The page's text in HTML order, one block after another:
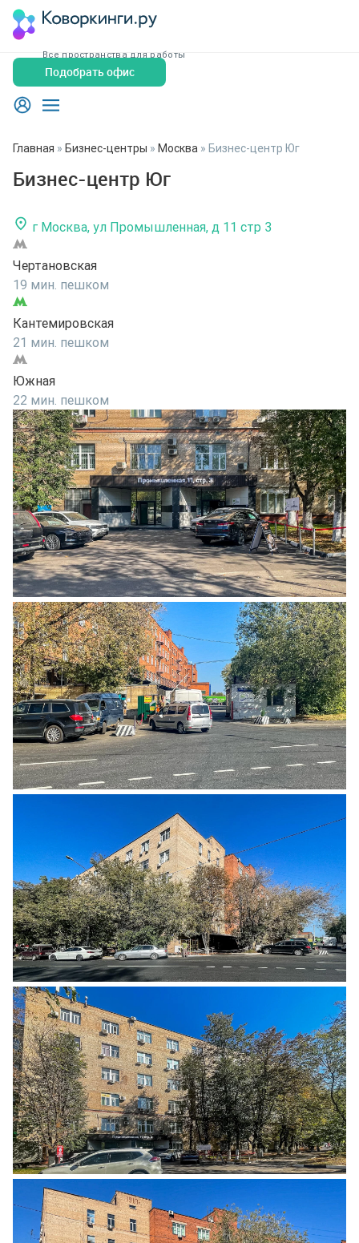
Все пространства для работы
Подобрать офис
Главная » Бизнес-центры » Москва » Бизнес-центр Юг
Бизнес-центр Юг
г Москва, ул Промышленная, д 11 стр 3
Чертановская
19 мин. пешком
Кантемировская
21 мин. пешком
Южная
22 мин. пешком